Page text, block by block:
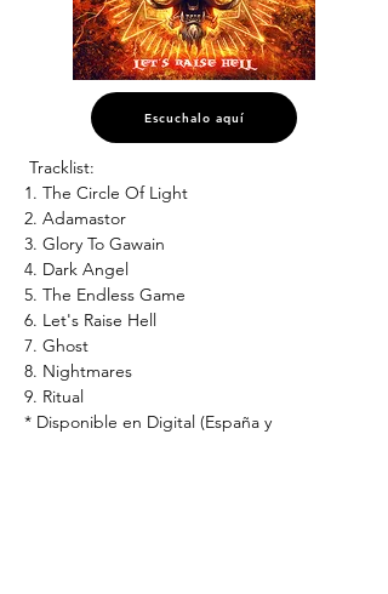
Escuchalo aquí
Tracklist:
1. The Circle Of Light
2. Adamastor
3. Glory To Gawain
4. Dark Angel
5. The Endless Game
6. Let's Raise Hell
7. Ghost
8. Nightmares
9. Ritual
* Disponible en Digital (España y